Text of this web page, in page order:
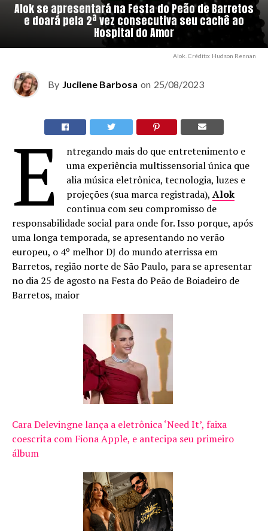
Alok se apresentará na Festa do Peão de Barretos
e doará pela 2ª vez consecutiva seu cachê ao
Hospital do Amor
Alok. Crédito: Hudson Rennan
By Jucilene Barbosa on 25/08/2023
E
ntregando mais do que entretenimento e
uma experiência multissensorial única que
alia música eletrônica, tecnologia, luzes e
projeções (sua marca registrada),Alok
continua com seu compromisso de
responsabilidade social para onde for. Isso porque, após
uma longa temporada, se apresentando no verão
europeu, o 4º melhor DJ do mundo aterrissa em
Barretos, região norte de São Paulo, para se apresentar
no dia 25 de agosto na Festa do Peão de Boiadeiro de
Barretos, maior
Cara Delevingne lança a eletrônica ‘Need It’, faixa
coescrita com Fiona Apple, e antecipa seu primeiro
álbum